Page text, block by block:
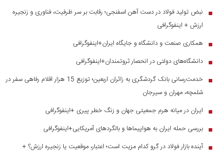
■
نبض تولید فولاد در دست آهن اسفنجی؛ رقابت بر سر ظرفیت، فناوری و زنجیره
ارزش + اینفوگرافی
■ همکاری صنعت و دانشگاه و جایگاه ایران+اینفوگرافی
■ دانشگاه‌های دولتی در انحصار ثروتمندان+اینفوگرافی
■
خدمت‌رسانی بانک گردشگری به زائران اربعین؛ توزیع 15 هزار اقلام رفاهی سفر در
شلمچه، مهران و سیرجان
■ ایران در میانه هرم جمعیتی جهان و زنگ خطر پیری +اینفوگرافی
■ بررسی حمله ایران به هواپیماها و بالگردهای آمریکایی+اینفوگرافی
■ آینده بازار فولاد در گرو کدام مزیت است؛ اعتبار، موقعیت یا زنجیره ارزش؟ +